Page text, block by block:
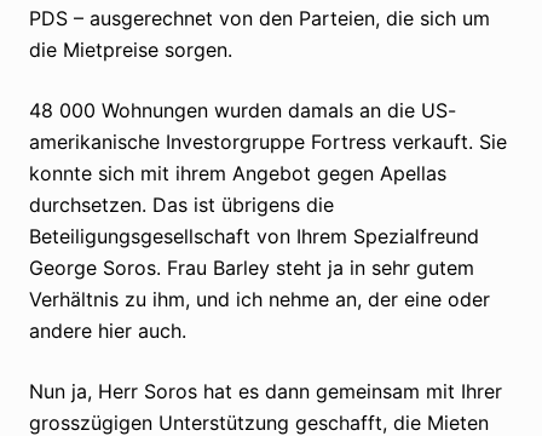
PDS – ausgerechnet von den Parteien, die sich um
die Mietpreise sorgen.
48 000 Wohnungen wurden damals an die US-
amerikanische Investorgruppe Fortress verkauft. Sie
konnte sich mit ihrem Angebot gegen Apellas
durchsetzen. Das ist übrigens die
Beteiligungsgesellschaft von Ihrem Spezialfreund
George Soros. Frau Barley steht ja in sehr gutem
Verhältnis zu ihm, und ich nehme an, der eine oder
andere hier auch.
Nun ja, Herr Soros hat es dann gemeinsam mit Ihrer
grosszügigen Unterstützung geschafft, die Mieten